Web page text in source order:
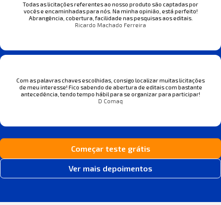
Todas as licitações referentes ao nosso produto são captadas por
vocês e encaminhadas para nós. Na minha opinião, está perfeito!
Abrangência, cobertura, facilidade nas pesquisas aos editais.
Ricardo Machado Ferreira
Com as palavras chaves escolhidas, consigo localizar muitas licitações
de meu interesse! Fico sabendo de abertura de editais com bastante
antecedência, tendo tempo hábil para se organizar para participar!
D Comaq
Começar teste grátis
Ver mais depoimentos